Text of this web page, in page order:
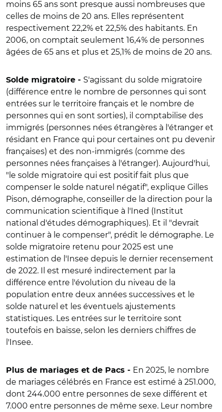
moins 65 ans sont presque aussi nombreuses que
celles de moins de 20 ans. Elles représentent
respectivement 22,2% et 22,5% des habitants. En
2006, on comptait seulement 16,4% de personnes
âgées de 65 ans et plus et 25,1% de moins de 20 ans.
Solde migratoire - S'agissant du solde migratoire
(différence entre le nombre de personnes qui sont
entrées sur le territoire français et le nombre de
personnes qui en sont sorties), il comptabilise des
immigrés (personnes nées étrangères à l'étranger et
résidant en France qui pour certaines ont pu devenir
françaises) et des non-immigrés (comme des
personnes nées françaises à l'étranger). Aujourd'hui,
"le solde migratoire qui est positif fait plus que
compenser le solde naturel négatif", explique Gilles
Pison, démographe, conseiller de la direction pour la
communication scientifique à l'Ined (Institut
national d'études démographiques). Et il "devrait
continuer à le compenser", prédit le démographe. Le
solde migratoire retenu pour 2025 est une
estimation de l'Insee depuis le dernier recensement
de 2022. Il est mesuré indirectement par la
différence entre l'évolution du niveau de la
population entre deux années successives et le
solde naturel et les éventuels ajustements
statistiques. Les entrées sur le territoire sont
toutefois en baisse, selon les derniers chiffres de
l'Insee.
Plus de mariages et de Pacs - En 2025, le nombre
de mariages célébrés en France est estimé à 251.000,
dont 244.000 entre personnes de sexe différent et
7.000 entre personnes de même sexe. Leur nombre